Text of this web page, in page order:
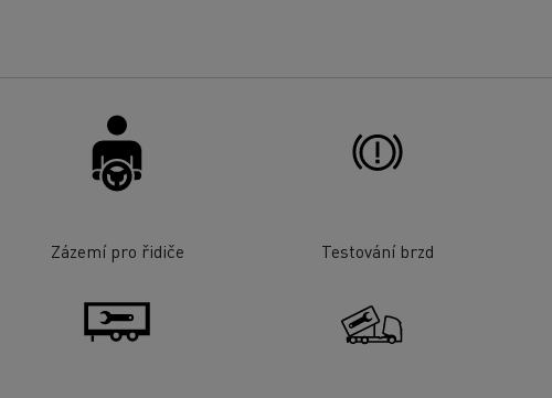
Zázemí pro řidiče Testování brzd